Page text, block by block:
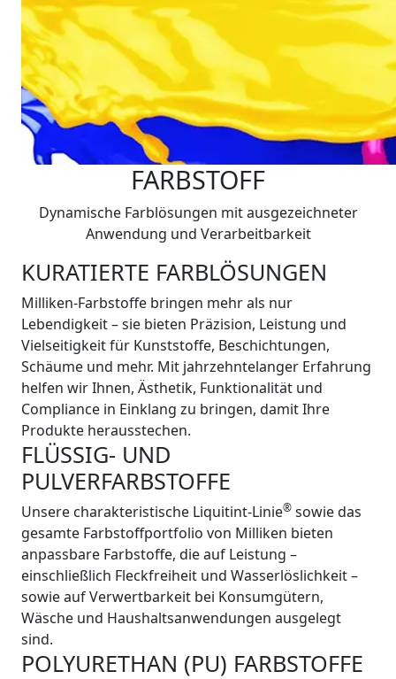
FARBSTOFF
Dynamische Farblösungen mit ausgezeichneter
Anwendung und Verarbeitbarkeit
KURATIERTE FARBLÖSUNGEN
Milliken-Farbstoffe bringen mehr als nur
Lebendigkeit – sie bieten Präzision, Leistung und
Vielseitigkeit für Kunststoffe, Beschichtungen,
Schäume und mehr. Mit jahrzehntelanger Erfahrung
helfen wir Ihnen, Ästhetik, Funktionalität und
Compliance in Einklang zu bringen, damit Ihre
Produkte herausstechen.
FLÜSSIG- UND
PULVERFARBSTOFFE
Unsere charakteristische Liquitint-Linie® sowie das
gesamte Farbstoffportfolio von Milliken bieten
anpassbare Farbstoffe, die auf Leistung –
einschließlich Fleckfreiheit und Wasserlöslichkeit –
sowie auf Verwertbarkeit bei Konsumgütern,
Wäsche und Haushaltsanwendungen ausgelegt
sind.
POLYURETHAN (PU) FARBSTOFFE